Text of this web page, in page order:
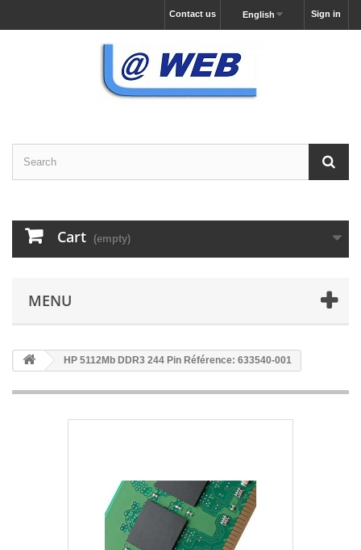
Sign in
English
Contact us
Cart (empty)
MENU
HP 5112Mb DDR3 244 Pin Référence: 633540-001